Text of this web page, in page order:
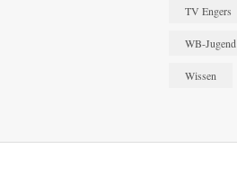
TV Engers
WB-Jugend
Wissen